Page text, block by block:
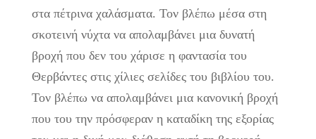
στα πέτρινα χαλάσματα. Τον βλέπω μέσα στη
σκοτεινή νύχτα να απολαμβάνει μια δυνατή
βροχή που δεν του χάρισε η φαντασία του
Θερβάντες στις χίλιες σελίδες του βιβλίου του.
Τον βλέπω να απολαμβάνει μια κανονική βροχή
που του την πρόσφεραν η καταδίκη της εξορίας